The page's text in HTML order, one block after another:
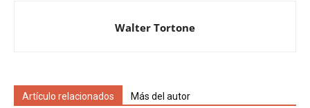
Walter Tortone
Artículo relacionados Más del autor